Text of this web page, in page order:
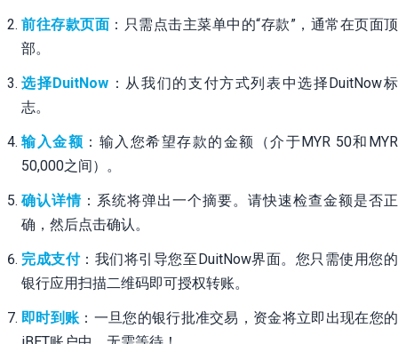
前往存款页面 ：只需点击主菜单中的“存款”，通常在页面顶
部。
选择DuitNow ：从我们的支付方式列表中选择DuitNow标
志。
输入金额 ：输入您希望存款的金额（介于MYR 50和MYR
50,000之间）。
确认详情 ：系统将弹出一个摘要。请快速检查金额是否正
确，然后点击确认。
完成支付：我们将引导您至DuitNow界面。您只需使用您的
银行应用扫描二维码即可授权转账。
即时到账 ：一旦您的银行批准交易，资金将立即出现在您的